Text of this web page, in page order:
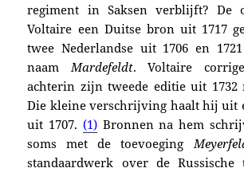
regiment in Saksen verblijft? De
Voltaire een Duitse bron uit 1717
twee Nederlandse uit 1706 en
naamMardefeldt.Voltaire
achterin zijn tweede editie uit
Die kleine verschrijving haalt hij uit
uit 1707. (1)Bronnen na hem
soms met de toevoeging
standaardwerk over de Russische